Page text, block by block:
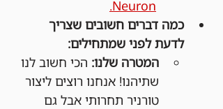
Neuron.
כמה דברים חשובים שצריך
לדעת לפני שמתחילים:
המטרה שלנו: הכי חשוב לנו
שתיהנו! אנחנו רוצים ליצור
טורניר תחרותי אבל גם